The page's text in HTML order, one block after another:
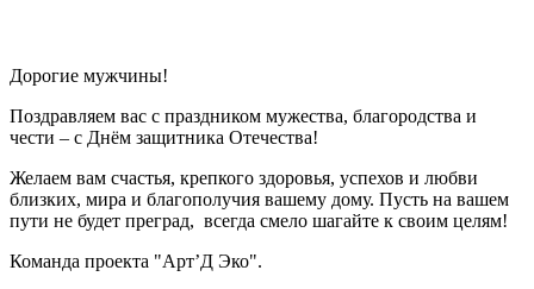
Дорогие мужчины!
Поздравляем вас с праздником мужества, благородства и
чести – с Днём защитника Отечества!
Желаем вам счастья, крепкого здоровья, успехов и любви
близких, мира и благополучия вашему дому. Пусть на вашем
пути не будет преград, всегда смело шагайте к своим целям!
Команда проекта "Арт’Д Эко".